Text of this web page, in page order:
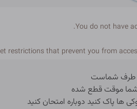
You do not have
restrictions that prevent you from
طرف شماست
موقت قطع شده
ها پاک کنید دوباره امتحان کنید